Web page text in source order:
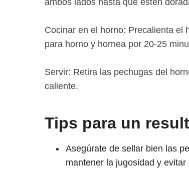
Cocinar en el horno: Precalienta el
para horno y hornea por 20-25
Servir: Retira las pechugas del
caliente.
Tips para un
Asegúrate de sellar bien las
mantener la jugosidad y evitar